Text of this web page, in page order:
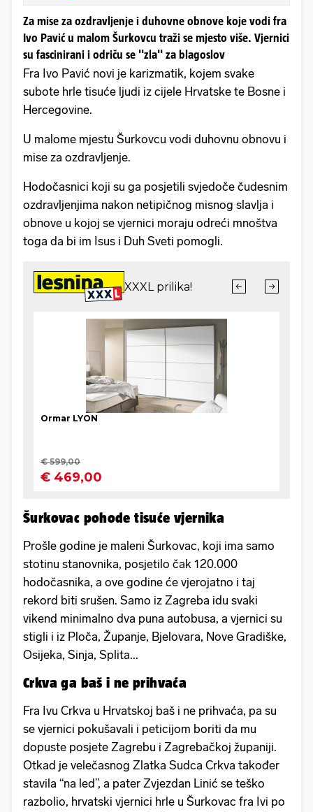
Za mise za ozdravljenje i duhovne obnove koje vodi fra
Ivo Pavić u malom Šurkovcu traži se mjesto više. Vjernici
su fascinirani i odriču se ''zla'' za blagoslov
Fra Ivo Pavić novi je karizmatik, kojem svake
subote hrle tisuće ljudi iz cijele Hrvatske te Bosne i
Hercegovine.
U malome mjestu Šurkovcu vodi duhovnu obnovu i
mise za ozdravljenje.
Hodočasnici koji su ga posjetili svjedoče čudesnim
ozdravljenjima nakon netipičnog misnog slavlja i
obnove u kojoj se vjernici moraju odreći mnoštva
toga da bi im Isus i Duh Sveti pomogli.
Šurkovac pohode tisuće vjernika
Prošle godine je maleni Šurkovac, koji ima samo
stotinu stanovnika, posjetilo čak 120.000
hodočasnika, a ove godine će vjerojatno i taj
rekord biti srušen. Samo iz Zagreba idu svaki
vikend minimalno dva puna autobusa, a vjernici su
stigli i iz Ploča, Županje, Bjelovara, Nove Gradiške,
Osijeka, Sinja, Splita...
Crkva ga baš i ne prihvaća
Fra Ivu Crkva u Hrvatskoj baš i ne prihvaća, pa su
se vjernici pokušavali i peticijom boriti da mu
dopuste posjete Zagrebu i Zagrebačkoj županiji.
Otkad je velečasnog Zlatka Sudca Crkva također
stavila “na led”, a pater Zvjezdan Linić se teško
razbolio, hrvatski vjernici hrle u Šurkovac fra Ivi po